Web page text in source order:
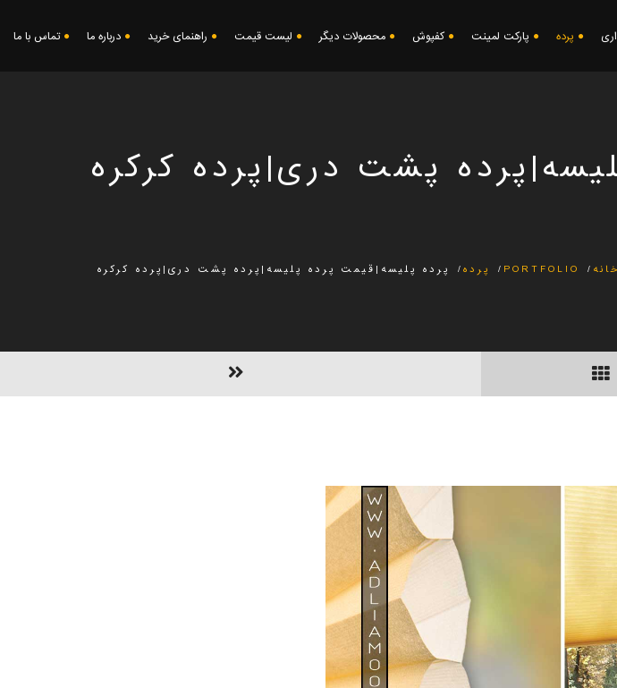
پرده پارکت لمینت کفپوش محصولات دیگر لیست قیمت راهنمای خرید درباره ما تماس با ما
پشت دری|پرده کرکره
خانه PORTFOLIO پرده پرده پلیسه|قیمت پرده پلیسه|پرده پشت دری|پرده کرکره